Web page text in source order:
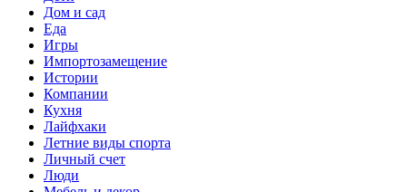
Дом и сад
Еда
Игры
Импортозамещение
Истории
Компании
Кухня
Лайфхаки
Летние виды спорта
Личный счет
Люди